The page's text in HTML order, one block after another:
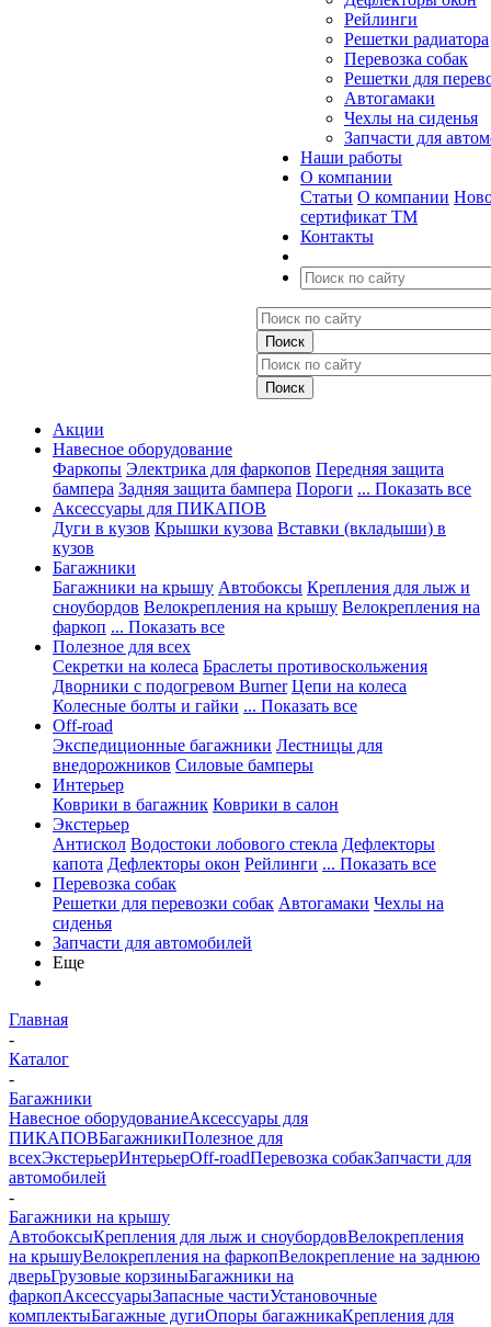
Рейлинги
Решетки радиатора
Перевозка собак
Решетки для
Автогамаки
Чехлы на сиденья
Запчасти для
Наши работы
О компании
Статьи О компании
сертификат ТМ
Контакты
Акции
Навесное оборудование
Фаркопы Электрика для фаркопов Передняя защита
бампера Задняя защита бампера Пороги ... Показать все
Аксессуары для ПИКАПОВ
Дуги в кузов Крышки кузова Вставки (вкладыши) в
кузов
Багажники
Багажники на крышу Автобоксы Крепления для лыж и
сноубордов Велокрепления на крышу Велокрепления на
фаркоп ... Показать все
Полезное для всех
Секретки на колеса Браслеты противоскольжения
Дворники с подогревом Burner Цепи на колеса
Колесные болты и гайки ... Показать все
Off-road
Экспедиционные багажники Лестницы для
внедорожников Силовые бамперы
Интерьер
Коврики в багажник Коврики в салон
Экстерьер
Антискол Водостоки лобового стекла Дефлекторы
капота Дефлекторы окон Рейлинги ... Показать все
Перевозка собак
Решетки для перевозки собак Автогамаки Чехлы на
сиденья
Запчасти для автомобилей
Еще
Главная
-
Каталог
-
Багажники
Навесное оборудованиеАксессуары для
ПИКАПОВБагажникиПолезное для
всехЭкстерьерИнтерьерOff-roadПеревозка собакЗапчасти для
автомобилей
-
Багажники на крышу
АвтобоксыКрепления для лыж и сноубордовВелокрепления
на крышуВелокрепления на фаркопВелокрепление на заднюю
дверьГрузовые корзиныБагажники на
фаркопАксессуарыЗапасные частиУстановочные
комплектыБагажные дугиОпоры багажникаКрепления для